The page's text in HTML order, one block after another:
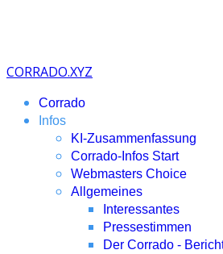
CORRADO.XYZ
Corrado
Infos
KI-Zusammenfassung
Corrado-Infos Start
Webmasters Choice
Allgemeines
Interessantes
Pressestimmen
Der Corrado -